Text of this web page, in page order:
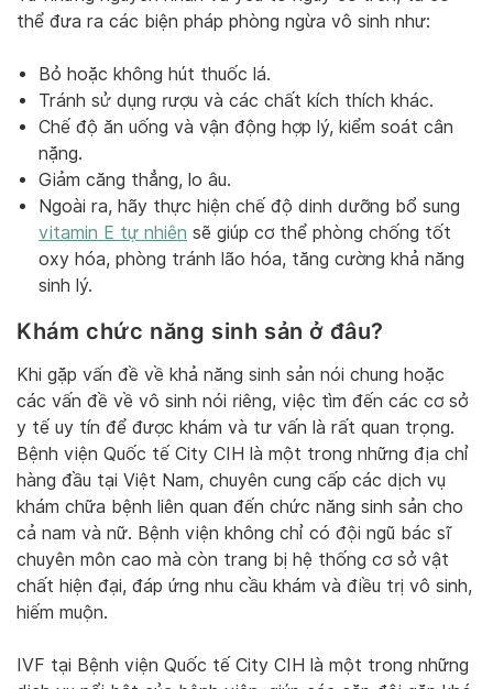
thể đưa ra các biện pháp phòng ngừa vô sinh như:
Bỏ hoặc không hút thuốc lá.
Tránh sử dụng rượu và các chất kích thích khác.
Chế độ ăn uống và vận động hợp lý, kiểm soát cân
nặng.
Giảm căng thẳng, lo âu.
Ngoài ra, hãy thực hiện chế độ dinh dưỡng bổ sung
vitamin E tự nhiên sẽ giúp cơ thể phòng chống tốt
oxy hóa, phòng tránh lão hóa, tăng cường khả năng
sinh lý.
Khám chức năng sinh sản ở đâu?
Khi gặp vấn đề về khả năng sinh sản nói chung hoặc
các vấn đề về vô sinh nói riêng, việc tìm đến các cơ sở
y tế uy tín để được khám và tư vấn là rất quan trọng.
Bệnh viện Quốc tế City CIH là một trong những địa chỉ
hàng đầu tại Việt Nam, chuyên cung cấp các dịch vụ
khám chữa bệnh liên quan đến chức năng sinh sản cho
cả nam và nữ. Bệnh viện không chỉ có đội ngũ bác sĩ
chuyên môn cao mà còn trang bị hệ thống cơ sở vật
chất hiện đại, đáp ứng nhu cầu khám và điều trị vô sinh,
hiếm muộn.
IVF tại Bệnh viện Quốc tế City CIH là một trong những